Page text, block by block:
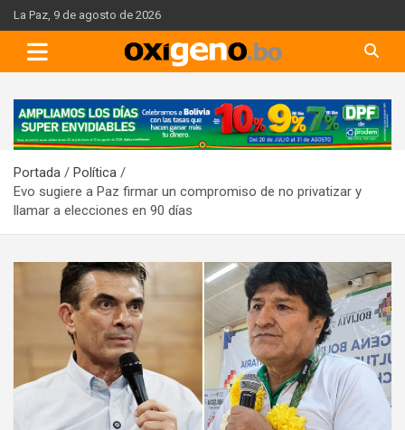
Skip
to
content
La Paz, 9 de agosto de 2026
A
d
e
r
t
n
Portada
Política
Evo sugiere a Paz firmar un compromiso de no privatizar y
llamar a elecciones en 90 días